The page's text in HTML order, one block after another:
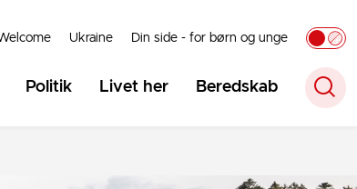
Ukraine Din side - for børn og unge
Politik Livet her Beredskab